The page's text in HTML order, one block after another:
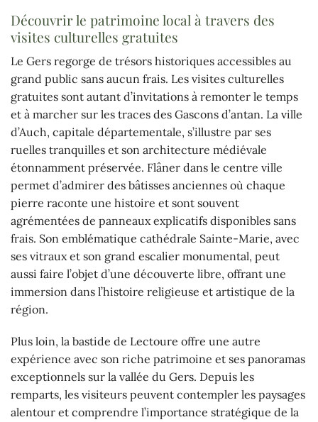
Découvrir le patrimoine local à travers des
visites culturelles gratuites
Le Gers regorge de trésors historiques accessibles au
grand public sans aucun frais. Les visites culturelles
gratuites sont autant d’invitations à remonter le temps
et à marcher sur les traces des Gascons d’antan. La ville
d’Auch, capitale départementale, s’illustre par ses
ruelles tranquilles et son architecture médiévale
étonnamment préservée. Flâner dans le centre ville
permet d’admirer des bâtisses anciennes où chaque
pierre raconte une histoire et sont souvent
agrémentées de panneaux explicatifs disponibles sans
frais. Son emblématique cathédrale Sainte-Marie, avec
ses vitraux et son grand escalier monumental, peut
aussi faire l’objet d’une découverte libre, offrant une
immersion dans l’histoire religieuse et artistique de la
région.
Plus loin, la bastide de Lectoure offre une autre
expérience avec son riche patrimoine et ses panoramas
exceptionnels sur la vallée du Gers. Depuis les
remparts, les visiteurs peuvent contempler les paysages
alentour et comprendre l’importance stratégique de la